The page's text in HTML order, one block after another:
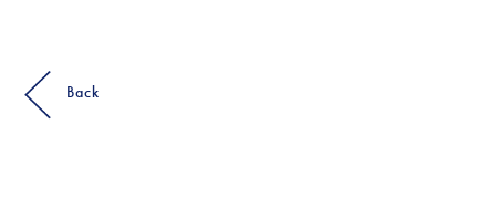
Back